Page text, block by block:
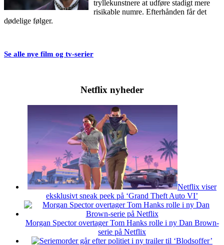
tryllekunstnere at udføre stadigt mere
risikable numre. Efterhånden får det
dødelige følger.
Se alle nye film og tv-serier
Netflix nyheder
Netflix viser
eksklusivt sneak peek på ‘Grand Theft Auto VI’
Morgan Spector overtager Tom Hanks rolle i ny Dan Brown-
serie på Netflix